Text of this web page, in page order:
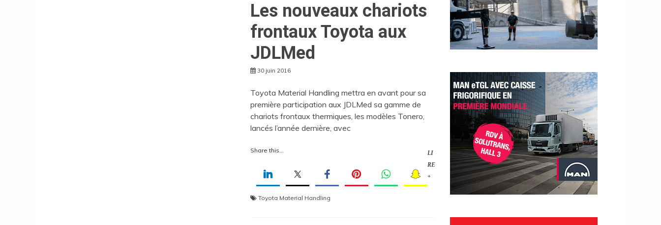
Les nouveaux chariots
frontaux Toyota aux
JDLMed
30 juin 2016
Toyota Material Handling mettra en avant pour sa
première participation aux JDLMed sa gamme de
chariots frontaux thermiques, les modèles Tonero,
lancés l’année dernière, avec
Share this...
LI
RE
+
Toyota Material Handling